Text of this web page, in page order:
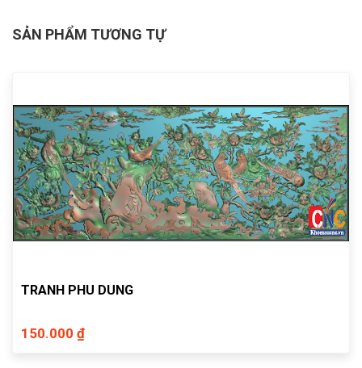
SẢN PHẨM TƯƠNG TỰ
TRANH PHU DUNG
150.000 ₫